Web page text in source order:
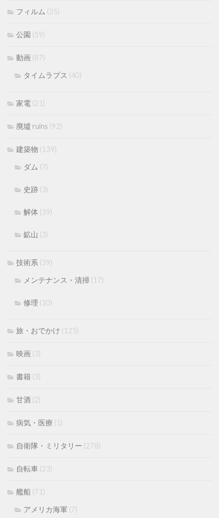
フィルム (35)
公園 (59)
動画 (87)
タイムラプス (40)
家電 (21)
廃墟 ruins (92)
建築物 (139)
ダム (7)
史跡 (3)
解体 (39)
鉱山 (3)
技術系 (39)
メンテナンス・清掃 (17)
修理 (10)
旅・おでかけ (125)
映画 (3)
書籍 (3)
甘酒 (2)
病気・医療 (1)
自衛隊・ミリタリー (278)
自転車 (23)
艦船 (71)
アメリカ海軍 (7)